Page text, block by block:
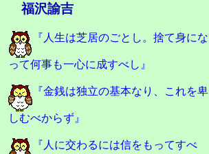
福沢諭吉
『人生は芝居のごとし。捨て身にな
って何事も一心に成すべし』
『金銭は独立の基本なり、これを卑
しむべからず』
『人に交わるには信をもってすべ